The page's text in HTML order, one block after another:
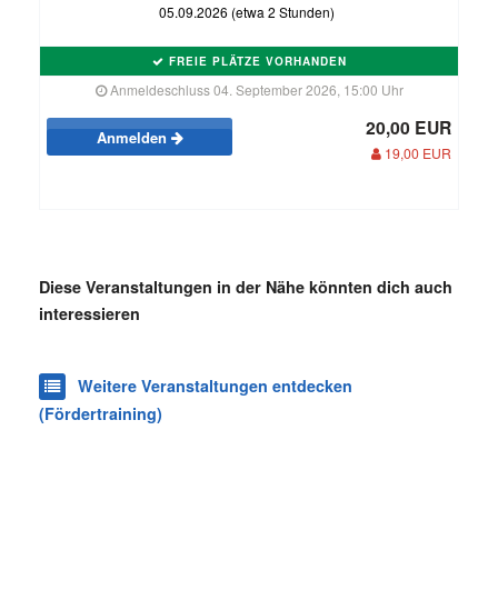
05.09.2026 (etwa 2 Stunden)
FREIE PLÄTZE VORHANDEN
Anmeldeschluss 04. September 2026, 15:00 Uhr
Anmelden 20,00 EUR
19,00 EUR
Diese Veranstaltungen in der Nähe könnten dich auch
interessieren
Weitere Veranstaltungen entdecken
(Fördertraining)